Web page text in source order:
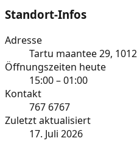
Standort-Infos
Adresse
Tartu maantee 29,
Öffnungszeiten heute
15:00 – 01:00
Kontakt
767 6767
Zuletzt aktualisiert
17. Juli 2026